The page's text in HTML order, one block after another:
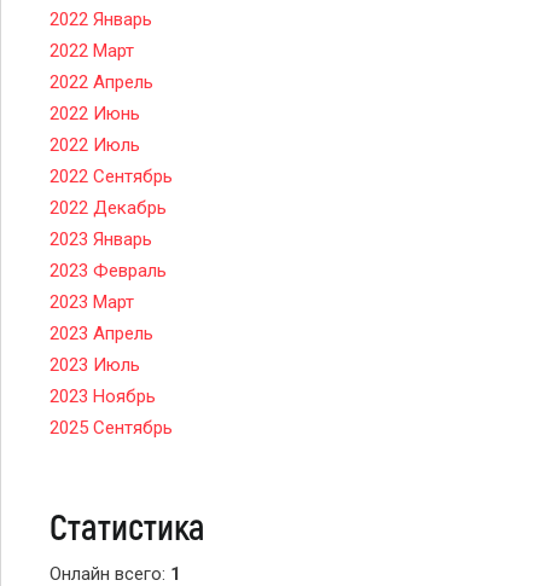
2022 Январь
2022 Март
2022 Апрель
2022 Июнь
2022 Июль
2022 Сентябрь
2022 Декабрь
2023 Январь
2023 Февраль
2023 Март
2023 Апрель
2023 Июль
2023 Ноябрь
2025 Сентябрь
Статистика
Онлайн всего: 1